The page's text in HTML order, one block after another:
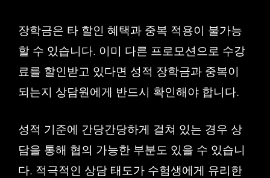
장학금은 타 할인 혜택과 중복 적용이 불가능
할 수 있습니다. 이미 다른 프로모션으로 수강
료를 할인받고 있다면 성적 장학금과 중복이
되는지 상담원에게 반드시 확인해야 합니다.
성적 기준에 간당간당하게 걸쳐 있는 경우 상
담을 통해 협의 가능한 부분도 있을 수 있습니
다. 적극적인 상담 태도가 수험생에게 유리한